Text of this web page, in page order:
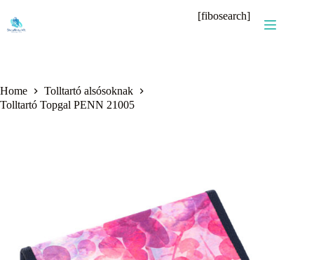
content
[fibosearch]
Home
Tolltartó alsósoknak
Tolltartó Topgal PENN 21005